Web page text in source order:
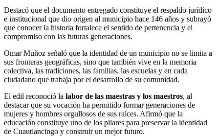
Destacó que el documento entregado constituye el respaldo jurídico
e institucional que dio origen al municipio hace 146 años y subrayó
que conocer la historia fortalece el sentido de pertenencia y el
compromiso con las futuras generaciones.
Omar Muñoz señaló que la identidad de un municipio no se limita a
sus fronteras geográficas, sino que también vive en la memoria
colectiva, las tradiciones, las familias, las escuelas y en cada
ciudadano que trabaja por el desarrollo de su comunidad.
El edil reconoció la labor de las maestras y los maestros, al
destacar que su vocación ha permitido formar generaciones de
mujeres y hombres orgullosos de sus raíces. Afirmó que la
educación constituye uno de los pilares para preservar la identidad
de Cuautlancingo y construir un mejor futuro.